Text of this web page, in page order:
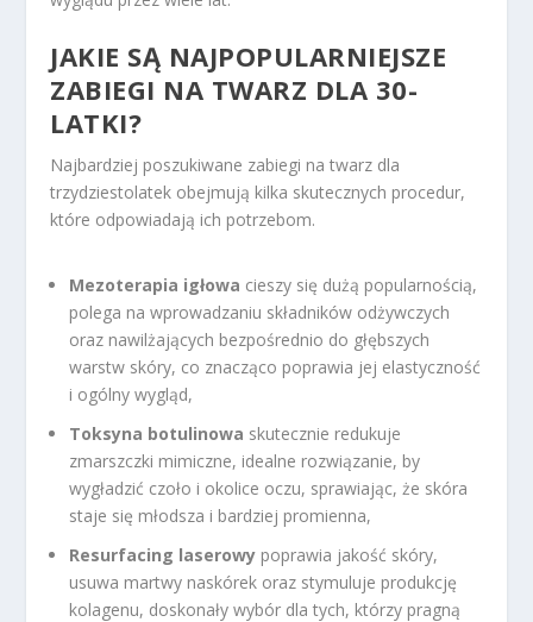
JAKIE SĄ NAJPOPULARNIEJSZE
ZABIEGI NA TWARZ DLA 30-
LATKI?
Najbardziej poszukiwane zabiegi na twarz dla
trzydziestolatek obejmują kilka skutecznych procedur,
które odpowiadają ich potrzebom.
Mezoterapia igłowa cieszy się dużą popularnością,
polega na wprowadzaniu składników odżywczych
oraz nawilżających bezpośrednio do głębszych
warstw skóry, co znacząco poprawia jej elastyczność
i ogólny wygląd,
Toksyna botulinowa skutecznie redukuje
zmarszczki mimiczne, idealne rozwiązanie, by
wygładzić czoło i okolice oczu, sprawiając, że skóra
staje się młodsza i bardziej promienna,
Resurfacing laserowy poprawia jakość skóry,
usuwa martwy naskórek oraz stymuluje produkcję
kolagenu, doskonały wybór dla tych, którzy pragną